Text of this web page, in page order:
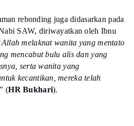
rebonding juga didasarkan pada
SAW, diriwayatkan oleh Ibnu
melaknat wanita yang mentato
mencabut bulu alis dan yang
serta wanita yang
kecantikan, mereka telah
(HR Bukhari).